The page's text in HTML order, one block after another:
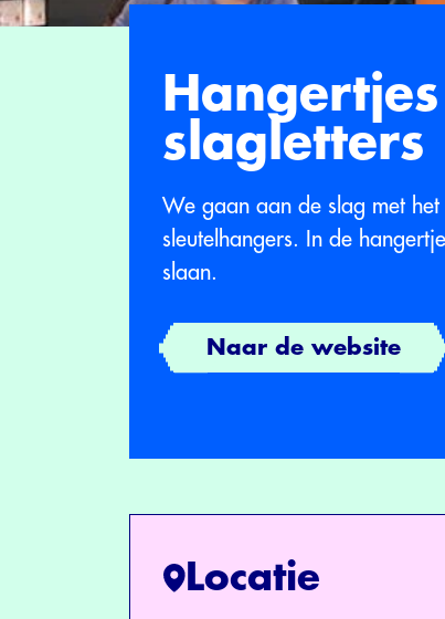
slagletters
We gaan aan de slag met
sleutelhangers. In de
slaan.
Naar de website
Locatie